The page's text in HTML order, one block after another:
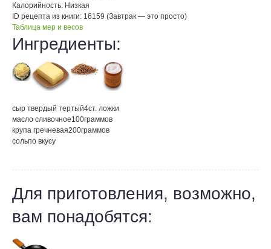
Калорийность: Низкая
ID рецепта из книги: 16159 (Завтрак — это просто)
Таблица мер и весов
Ингредиенты:
сыр твердый тертый4ст. ложки
масло сливочное100граммов
крупа гречневая200граммов
сольпо вкусу
Для приготовления, возможно,
вам понадобятся: